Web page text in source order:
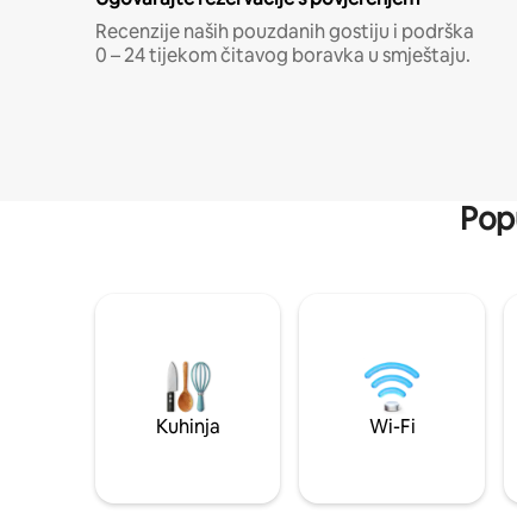
Recenzije naših pouzdanih gostiju i podrška
0 – 24 tijekom čitavog boravka u smještaju.
Kuhinja Wi-Fi